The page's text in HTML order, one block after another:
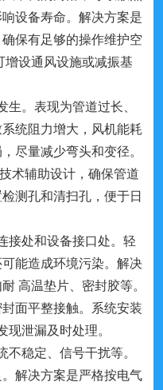
设备寿命。解决方案是
保有足够的操作维护空
增设通风设施或减振基
。表现为管道过长、
统阻力增大，风机能耗
尽量减少弯头和变径。
术辅助设计，确保管道
测孔和清扫孔，便于日
处和设备接口处。轻
能造成环境污染。解决
高温垫片、密封胶等。
面平整接触。系统安装
现泄漏及时处理。
稳定、信号干扰等。
解决方案是严格按电气